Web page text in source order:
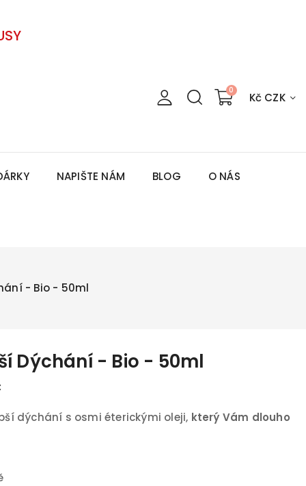
Kč CZK
NAPIŠTE NÁM BLOG O NÁS
- Bio - 50ml
Dýchání - Bio - 50ml
dýchání s osmi éterickými oleji, který Vám dlouho